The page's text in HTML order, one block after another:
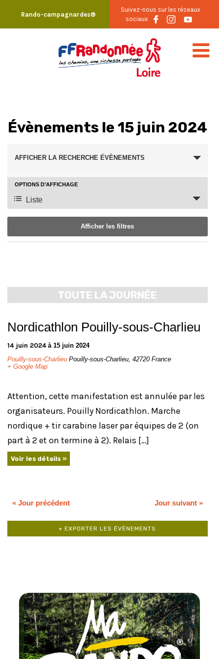
content
Rando-campagnardes®
Suivez-nous sur les réseaux
sociaux
Évènements le 15 juin 2024
Recherche
navigation
de
AFFICHER LA RECHERCHE ÉVÈNEMENTS
Navigation
de
vues
Évènement
OPTIONS D’AFFICHAGE
Liste
Afficher les filtres
will
update
the
TOUTE LA JOURNÉE
Nordicathlon Pouilly-sous-Charlieu
14 juin 2024à 15 juin 2024
Pouilly-sous-Charlieu Pouilly-sous-Charlieu 42720 France
+ Google Map
Attention, cette manifestation est annulée par les
organisateurs. Pouilly Nordicathlon. Marche
nordique + tir carabine laser par équipes de 2 (on
part à 2 et on termine à 2). Relais […]
Voir les détails »
« Jour précédent Jour suivant »
+ EXPORTER LES ÉVÈNEMENTS